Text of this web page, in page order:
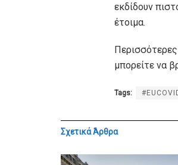
εκδίδουν
έτοιμα.
μπορείτε να
Tags:
ΣχετικάΆρθρα